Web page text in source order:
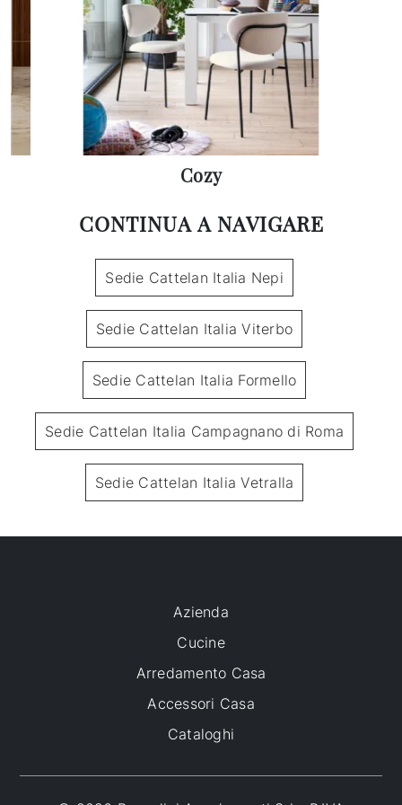
Cozy
CONTINUA A NAVIGARE
Sedie Cattelan Italia Nepi
Sedie Cattelan Italia Viterbo
Sedie Cattelan Italia Formello
Sedie Cattelan Italia Campagnano di Roma
Sedie Cattelan Italia Vetralla
Azienda
Cucine
Arredamento Casa
Accessori Casa
Cataloghi